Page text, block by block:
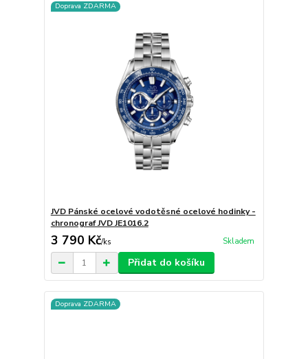
Doprava ZDARMA
JVD Pánské ocelové vodotěsné ocelové hodinky -
chronograf JVD JE1016.2
3 790 Kč/ks Skladem
Přidat do košíku
Doprava ZDARMA